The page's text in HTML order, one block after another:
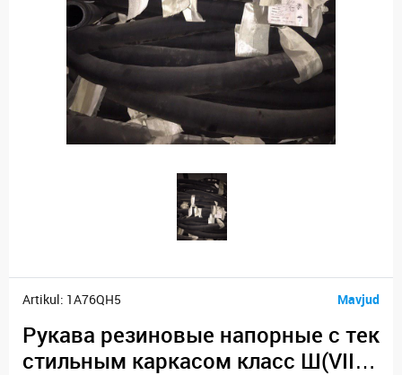
Artikul: 1A76QH5 Mavjud
Рукава резиновые напорные с тек
стильным каркасом класс Ш(VIII)-